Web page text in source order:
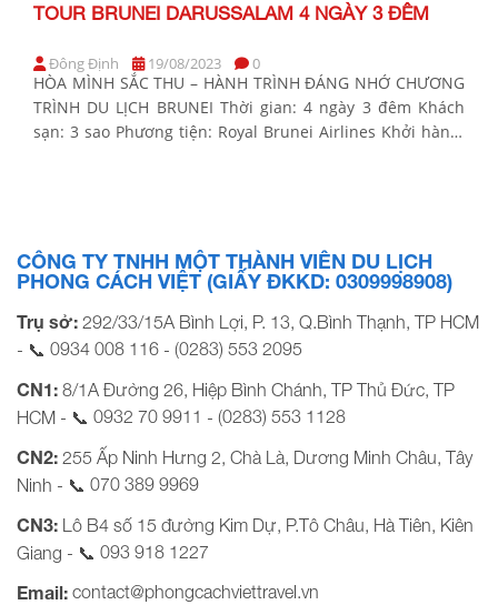
TOUR BRUNEI DARUSSALAM 4 NGÀY 3 ĐÊM
Đông Định 19/08/2023 0
HÒA MÌNH SẮC THU – HÀNH TRÌNH ĐÁNG NHỚ CHƯƠNG
TRÌNH DU LỊCH BRUNEI Thời gian: 4 ngày 3 đêm Khách
sạn: 3 sao Phương tiện: Royal Brunei Airlines Khởi hành:
CÔNG TY TNHH MỘT THÀNH VIÊN DU LỊCH
PHONG CÁCH VIỆT (GIẤY ĐKKD: 0309998908)
Trụ sở: 292/33/15A Bình Lợi, P. 13, Q.Bình Thạnh, TP HCM
- 📞 0934 008 116 - (0283) 553 2095
CN1: 8/1A Đường 26, Hiệp Bình Chánh, TP Thủ Đức, TP
HCM - 📞 0932 70 9911 - (0283) 553 1128
CN2: 255 Ấp Ninh Hưng 2, Chà Là, Dương Minh Châu, Tây
Ninh - 📞 070 389 9969
CN3: Lô B4 số 15 đường Kim Dự, P.Tô Châu, Hà Tiên, Kiên
Giang - 📞 093 918 1227
Email: contact@phongcachviettravel.vn